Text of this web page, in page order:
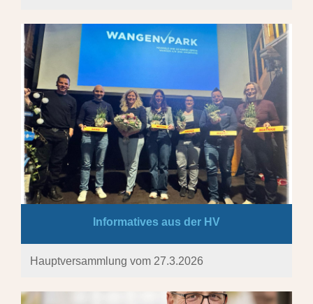
Informatives aus der HV
Hauptversammlung vom 27.3.2026